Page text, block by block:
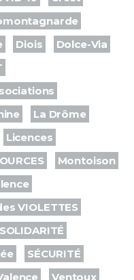
Diois
Dolce-Via
La Drôme
Licences
Montoison
VIOLETTES
SOLIDARITÉ
SÉCURITÉ
Ventoux